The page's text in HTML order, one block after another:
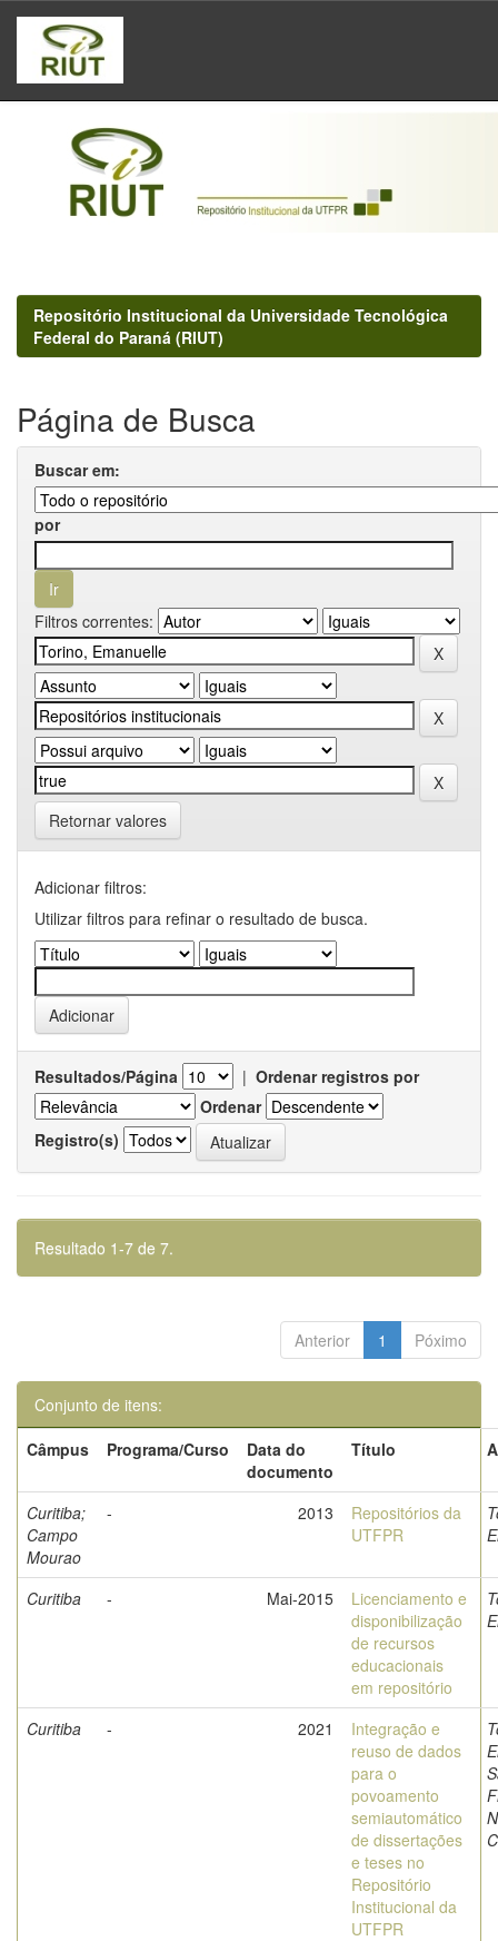
Skip
navigation
Repositório Institucional da Universidade Tecnológica
Federal do Paraná (RIUT)
Página de Busca
Buscar em:
por
Filtros correntes:
Retornar valores
Adicionar filtros:
Utilizar filtros para refinar o resultado de busca.
Resultados/Página | Ordenar registros por
Ordenar
Registro(s)
Resultado 1-7 de 7.
Anterior 1 Póximo
Conjunto de itens:
Câmpus
Programa/Curso
Data do
documento
Título
Curitiba;
Campo
Mourao
- 2013
Repositórios da
UTFPR
Curitiba - Mai-2015
Licenciamento e
disponibilização
de recursos
educacionais
em repositório
Curitiba - 2021
Integração e
reuso de dados
para o
povoamento
semiautomático
de dissertações
e teses no
Repositório
Institucional da
UTFPR